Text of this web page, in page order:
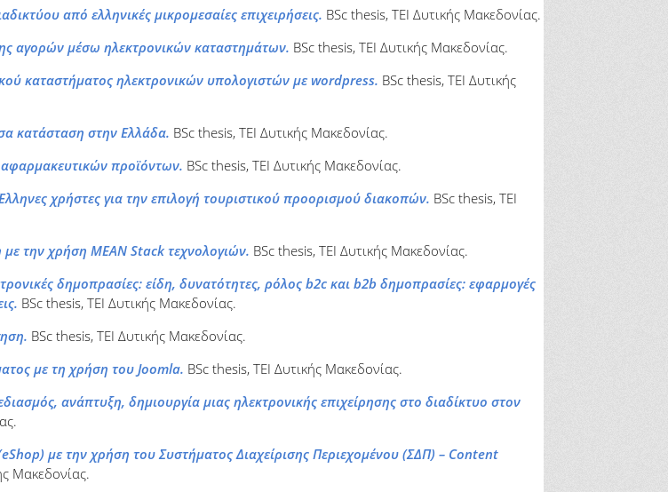
από ελληνικές μικρομεσαίες επιχειρήσεις. BSc thesis, ΤΕΙ Δυτικής Μακεδονίας.
αγορών μέσω ηλεκτρονικών καταστημάτων. BSc thesis, ΤΕΙ Δυτικής Μακεδονίας.
καταστήματος ηλεκτρονικών υπολογιστών με wordpress. BSc thesis, ΤΕΙ Δυτικής
κατάσταση στην Ελλάδα. BSc thesis, ΤΕΙ Δυτικής Μακεδονίας.
προϊόντων. BSc thesis, ΤΕΙ Δυτικής Μακεδονίας.
χρήστες για την επιλογή τουριστικού προορισμού διακοπών. BSc thesis, ΤΕΙ
την χρήση MEAN Stack τεχνολογιών. BSc thesis, ΤΕΙ Δυτικής Μακεδονίας.
δημοπρασίες: είδη, δυνατότητες, ρόλος b2c και b2b δημοπρασίες: εφαρμογές
BSc thesis, ΤΕΙ Δυτικής Μακεδονίας.
BSc thesis, ΤΕΙ Δυτικής Μακεδονίας.
με τη χρήση του Joomla. BSc thesis, ΤΕΙ Δυτικής Μακεδονίας.
ανάπτυξη, δημιουργία μιας ηλεκτρονικής επιχείρησης στο διαδίκτυο στον
με την χρήση του Συστήματος Διαχείρισης Περιεχομένου (ΣΔΠ) – Content
Μακεδονίας.